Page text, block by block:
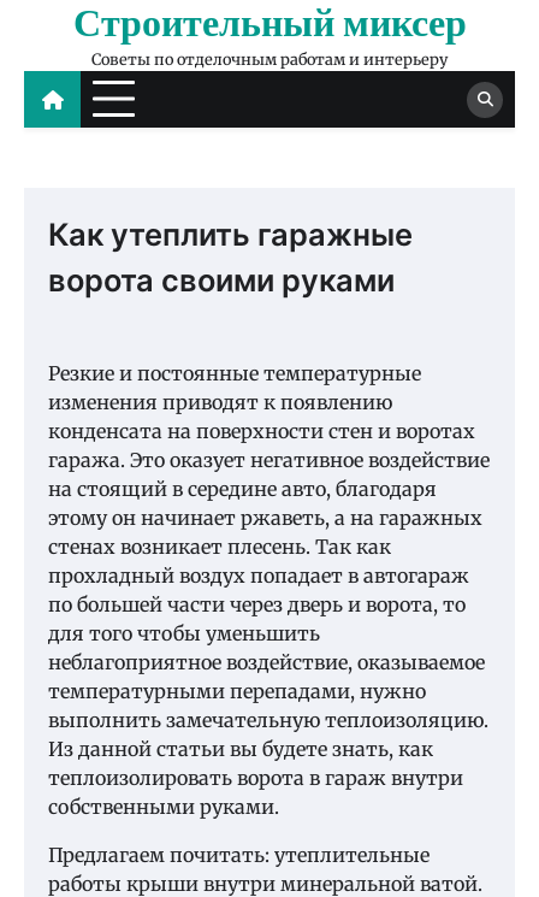
content
Строительный миксер
Советы по отделочным работам и интерьеру
Как утеплить гаражные
ворота своими руками
Резкие и постоянные температурные
изменения приводят к появлению
конденсата на поверхности стен и воротах
гаража. Это оказует негативное воздействие
на стоящий в середине авто, благодаря
этому он начинает ржаветь, а на гаражных
стенах возникает плесень. Так как
прохладный воздух попадает в автогараж
по большей части через дверь и ворота, то
для того чтобы уменьшить
неблагоприятное воздействие, оказываемое
температурными перепадами, нужно
выполнить замечательную теплоизоляцию.
Из данной статьи вы будете знать, как
теплоизолировать ворота в гараж внутри
собственными руками.
Предлагаем почитать: утеплительные
работы крыши внутри минеральной ватой.